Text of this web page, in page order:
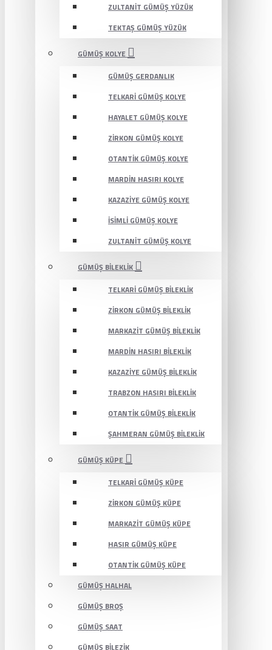
ZULTANIT GÜMÜŞ YÜZÜK
TEKTAŞ GÜMÜŞ YÜZÜK
GÜMÜŞ KOLYE
GÜMÜŞ GERDANLIK
TELKARI GÜMÜŞ KOLYE
HAYALET GÜMÜŞ KOLYE
ZIRKON GÜMÜŞ KOLYE
OTANTIK GÜMÜŞ KOLYE
MARDIN HASIRI KOLYE
KAZAZIYE GÜMÜŞ KOLYE
İSIMLI GÜMÜŞ KOLYE
ZULTANIT GÜMÜŞ KOLYE
GÜMÜŞ BILEKLIK
TELKARI GÜMÜŞ BILEKLIK
ZIRKON GÜMÜŞ BILEKLIK
MARKAZIT GÜMÜŞ BILEKLIK
MARDIN HASIRI BILEKLIK
KAZAZIYE GÜMÜŞ BILEKLIK
TRABZON HASIRI BILEKLIK
OTANTIK GÜMÜŞ BILEKLIK
ŞAHMERAN GÜMÜŞ BILEKLIK
GÜMÜŞ KÜPE
TELKARI GÜMÜŞ KÜPE
ZIRKON GÜMÜŞ KÜPE
MARKAZIT GÜMÜŞ KÜPE
HASIR GÜMÜŞ KÜPE
OTANTIK GÜMÜŞ KÜPE
GÜMÜŞ HALHAL
GÜMÜŞ BROŞ
GÜMÜŞ SAAT
GÜMÜŞ BILEZIK